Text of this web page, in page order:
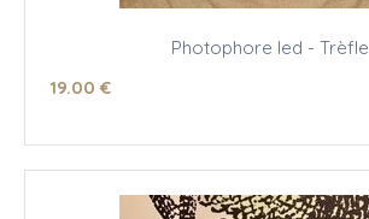
Photophore led - Trèfle
19.00 €